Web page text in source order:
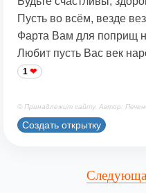
Пусть во всём, везде
Фарта Вам для поприщ
Любит пусть Вас век
1
© Принадлежит сайту. Автор:
Создать открытку